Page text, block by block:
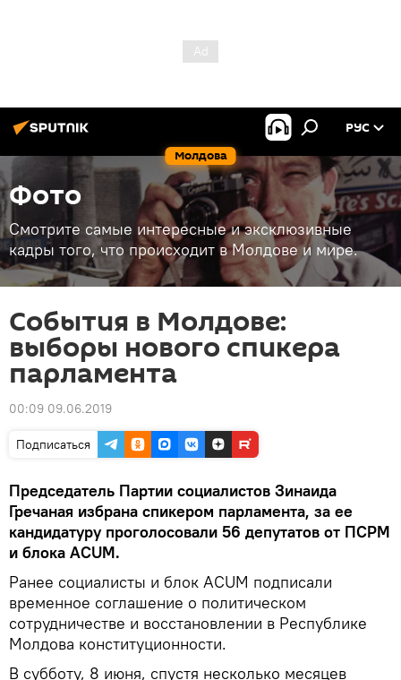
Молдова
РУС
Фото
Смотрите самые интересные и эксклюзивные
кадры того, что происходит в Молдове и мире.
События в Молдове:
выборы нового спикера
парламента
00:09 09.06.2019
Подписаться
Председатель Партии социалистов Зинаида
Гречаная избрана спикером парламента, за ее
кандидатуру проголосовали 56 депутатов от ПСРМ
и блока ACUM.
Ранее социалисты и блок ACUM подписали
временное соглашение о политическом
сотрудничестве и восстановлении в Республике
Молдова конституционности.
В субботу, 8 июня, спустя несколько месяцев